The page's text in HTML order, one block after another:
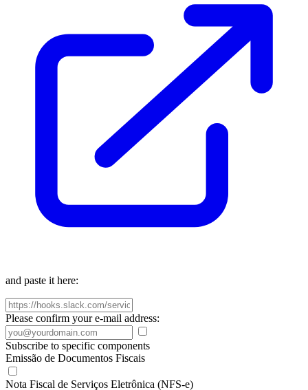
and paste it here:
Please confirm your e-mail address:
Subscribe to specific components
Emissão de Documentos Fiscais
Nota Fiscal de Serviços Eletrônica (NFS-e)